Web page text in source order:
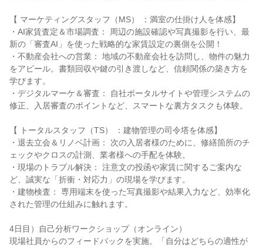
【 マーケティングスタッフ（MS） ：満室の仕掛け人を体感】
・AI家賃査定＆市場調査： 周辺の施設確認や写真撮影を行い、最
新の「審査AI」を使った戦略的な家賃設定の裏側を公開！
・不動産会社への営業： 地域の不動産会社を訪問し、物件の魅力
をアピール。書類回収や鍵の引き渡しなど、信頼関係の築き方を
学びます。
・デジタルマーケ＆審査： 自社ポータルサイトや管理システムの
修正、入居審査のポイントなど、スマートな裏方タスクも体験。
【 トータルスタッフ（TS） ：建物管理の司令塔を体感】
・退去立会＆リノベ計画： 次の入居者様のために、修繕箇所のチ
ェックやクロスの計測、業者様への手配を体験。
・現場のトラブル解決： 注意文の投函や家賃に関するご案内な
ど、誠実な「折衝・対応力」の現場を学びます。
・建物検査： 専用端末を使った写真撮影や結果入力など、効率化
された管理の仕組みに触れます。
4日目）自己分析ワークショップ（オンライン）
現場社員からのフィードバックを実施。「自分はどちらの適性が